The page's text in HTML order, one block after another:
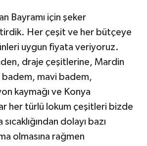
Bayramı için şeker
bitirdik. Her çeşit ve her bütçeye
uygun fiyata veriyoruz.
draje çeşitlerine, Mardin
mavi badem,
kaymağı ve Konya
her türlü lokum çeşitleri bizde
dolayı bazı
olmasına rağmen